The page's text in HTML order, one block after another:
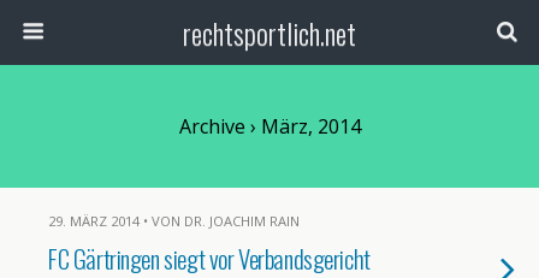
rechtsportlich.net
Archive › März, 2014
29. MÄRZ 2014 • VON DR. JOACHIM RAIN
FC Gärtringen siegt vor Verbandsgericht